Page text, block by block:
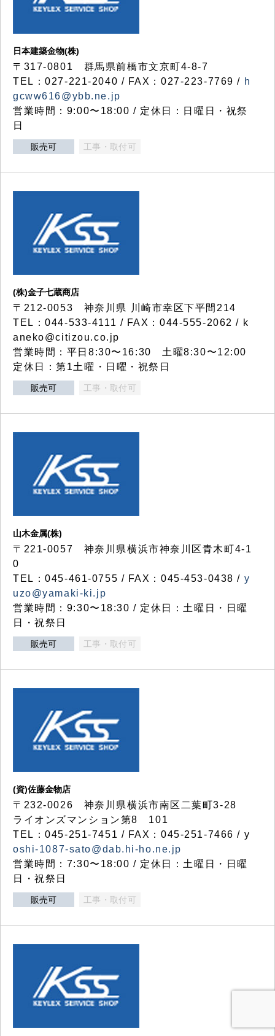
日本建築金物(株)
〒317‐0801 群馬県前橋市文京町4-8-7
TEL：027-221-2040 / FAX：027-223-7769 / h
gcww616@ybb.ne.jp
営業時間：9:00〜18:00 / 定休日：日曜日・祝祭
日
販売可 工事・取付可
(株)金子七蔵商店
〒212-0053 神奈川県 川崎市幸区下平間214
TEL：044-533-4111 / FAX：044-555-2062 / k
aneko@citizou.co.jp
営業時間：平日8:30〜16:30 土曜8:30〜12:00
定休日：第1土曜・日曜・祝祭日
販売可 工事・取付可
山木金属(株)
〒221-0057 神奈川県横浜市神奈川区青木町4-1
0
TEL：045-461-0755 / FAX：045-453-0438 / y
uzo@yamaki-ki.jp
営業時間：9:30〜18:30 / 定休日：土曜日・日曜
日・祝祭日
販売可 工事・取付可
(資)佐藤金物店
〒232-0026 神奈川県横浜市南区二葉町3-28
ライオンズマンション第8 101
TEL：045-251-7451 / FAX：045-251-7466 / y
oshi-1087-sato@dab.hi-ho.ne.jp
営業時間：7:30〜18:00 / 定休日：土曜日・日曜
日・祝祭日
販売可 工事・取付可